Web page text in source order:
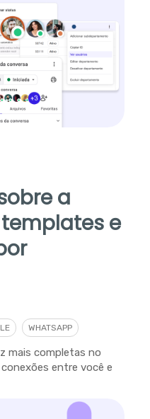
a
e
WHATSAPP
mais completas no
entre você e